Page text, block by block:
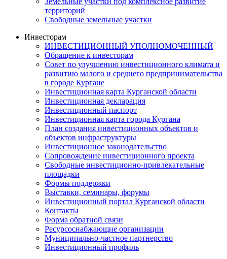
территорий
Свободные земельные участки
Инвесторам
ИНВЕСТИЦИОННЫЙ УПОЛНОМОЧЕННЫЙ
Обращение к инвесторам
Совет по улучшению инвестиционного климата и
развитию малого и среднего предпринимательства
в городе Кургане
Инвестиционная карта Курганской области
Инвестиционная декларация
Инвестиционный паспорт
Инвестиционная карта города Кургана
План создания инвестиционных объектов и
объектов инфраструктуры
Инвестиционное законодательство
Сопровождение инвестиционного проекта
Свободные инвестиционно-привлекательные
площадки
Формы поддержки
Выставки, семинары, форумы
Инвестиционный портал Курганской области
Контакты
Форма обратной связи
Ресурсоснабжающие организации
Муниципально-частное партнерство
Инвестиционный профиль